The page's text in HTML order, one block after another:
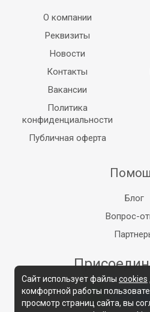
О компании
Реквизиты
Новости
Контакты
Вакансии
Политика
конфиденциальности
Публичная оферта
Блог
Вопрос-
Сайт использует файлы cookies
комфортной работы
просмотр страниц сайта, вы